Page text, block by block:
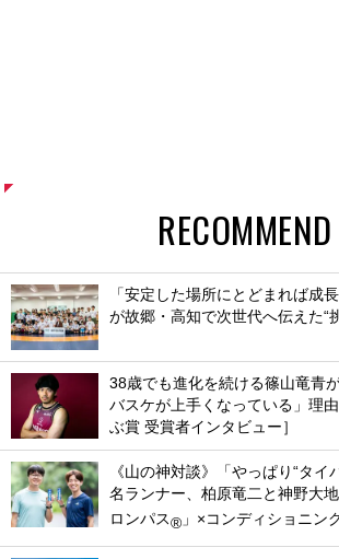
RECOMMEND
「安定した場所にとどまれば成
が故郷・高知で次世代へ伝えた“
38歳でも進化を続ける篠山竜青
バスケが上手くなっている」理
ぶ賞 受賞者インタビュー］
《山の神対談》「やっぱり“タイ
名ランナー、柏原竜二と神野大
ロンパス® 」×コンディショニン